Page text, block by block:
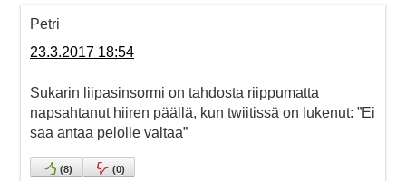
Petri
23.3.2017 18:54
Sukarin liipasinsormi on tahdosta riippumatta
napsahtanut hiiren päällä, kun twiitissä on lukenut: ”Ei
saa antaa pelolle valtaa”
(8) (0)